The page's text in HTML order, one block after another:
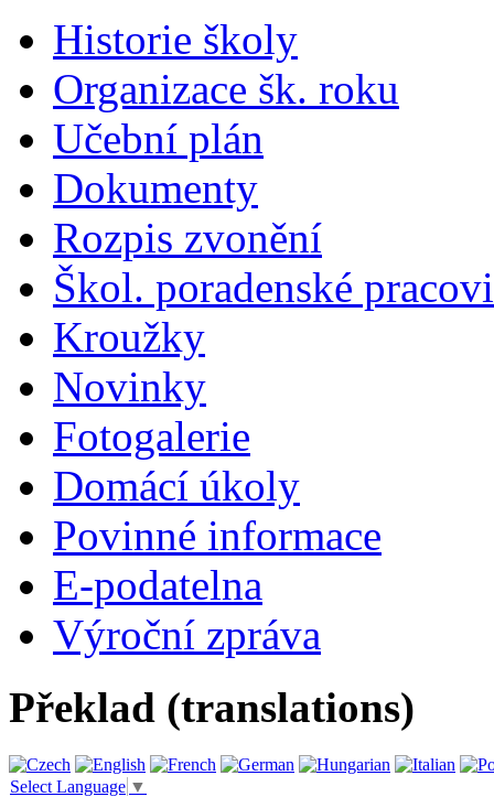
Historie školy
Organizace šk. roku
Učební plán
Dokumenty
Rozpis zvonění
Škol. poradenské
Kroužky
Novinky
Fotogalerie
Domácí úkoly
Povinné informace
E-podatelna
Výroční zpráva
Překlad (translations)
Select Language ▼